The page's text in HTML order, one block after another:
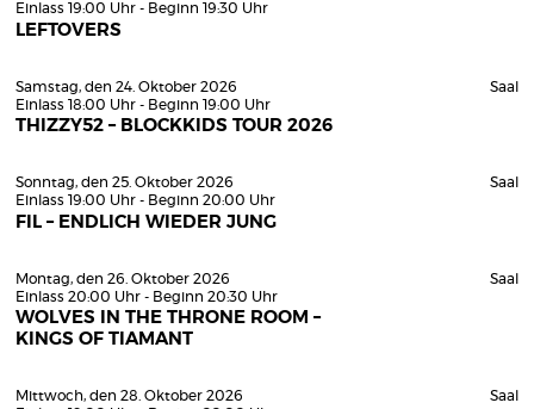
Einlass 19:00 Uhr - Beginn 19:30 Uhr
LEFTOVERS
Samstag, den 24. Oktober 2026
Einlass 18:00 Uhr - Beginn 19:00 Uhr
THIZZY52 – BLOCKKIDS TOUR 2026
Saal
Sonntag, den 25. Oktober 2026
Einlass 19:00 Uhr - Beginn 20:00 Uhr
FIL – ENDLICH WIEDER JUNG
Saal
Montag, den 26. Oktober 2026
Einlass 20:00 Uhr - Beginn 20:30 Uhr
WOLVES IN THE THRONE ROOM –
KINGS OF TIAMANT
Saal
Mittwoch, den 28. Oktober 2026
Saal